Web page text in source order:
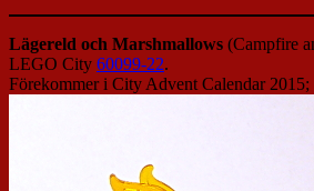
Lägereld och Marshmallows (Campfire
LEGO City 60099-22.
Förekommer i City Advent Calendar 2015;